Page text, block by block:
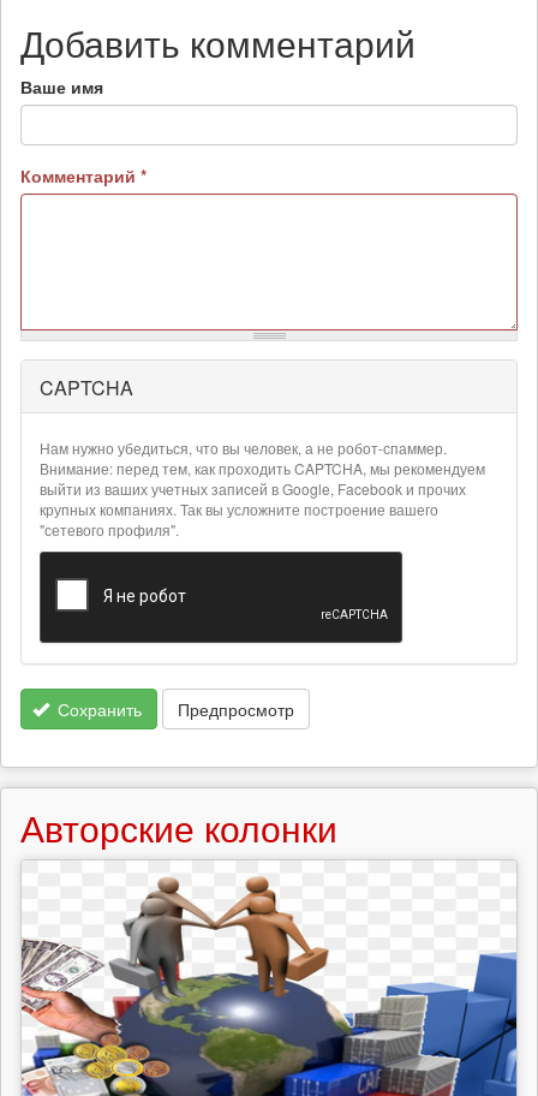
Добавить комментарий
Ваше имя
Комментарий *
Более
подробная
информация
текстовых
форматах
CAPTCHA
Нам нужно убедиться, что вы человек, а не робот-спаммер.
Внимание: перед тем, как проходить CAPTCHA, мы рекомендуем
выйти из ваших учетных записей в Google, Facebook и прочих
крупных компаниях. Так вы усложните построение вашего
"сетевого профиля".
Сохранить Предпросмотр
Авторские колонки